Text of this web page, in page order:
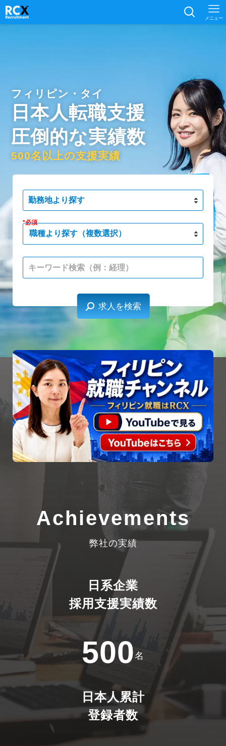
メニュー
フィリピン・タイ
日本人転職支援
圧倒的な実績数
500名以上の支援実績
職種より探す（複数選択）
Achievements
弊社の実績
日系企業
採用支援実績数
500名
日本人累計
登録者数